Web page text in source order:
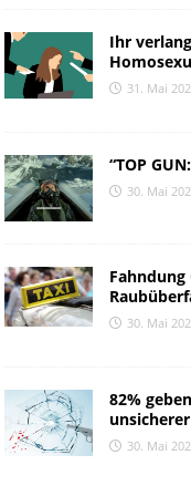
Ihr
31. Mai
“TOP
30. Mai
30. Mai
82%
unsicherer
30. Mai